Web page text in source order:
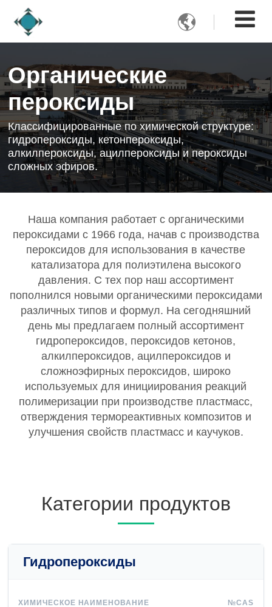

Органические
пероксиды
Классифицированные по химической структуре:
гидропероксиды, кетонпероксиды,
алкилпероксиды, ацилпероксиды и пероксиды
сложных эфиров.
Наша компания работает с органическими
пероксидами с 1966 года, начав с производства
пероксидов для использования в качестве
катализатора для полиэтилена высокого
давления. С тех пор наш ассортимент
пополнился новыми органическими пероксидами
различных типов и формул. На сегодняшний
день мы предлагаем полный ассортимент
гидропероксидов, пероксидов кетонов,
алкилпероксидов, ацилпероксидов и
сложноэфирных пероксидов, широко
используемых для инициирования реакций
полимеризации при производстве пластмасс,
отверждения термореактивных композитов и
улучшения свойств пластмасс и каучуков.
Категории продуктов
Гидропероксиды
ХИМИЧЕСКОЕ НАИМЕНОВАНИЕ №CAS